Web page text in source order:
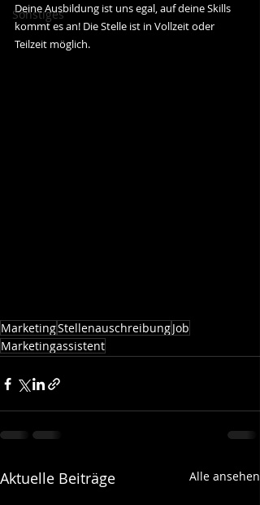
Sonstiges
Deine Ausbildung ist uns egal, auf deine Skills
kommt es an! Die Stelle ist in Vollzeit oder
Teilzeit möglich.
MarketingStellenauschreibungJob
Marketingassistent
Aktuelle Beiträge Alle ansehen